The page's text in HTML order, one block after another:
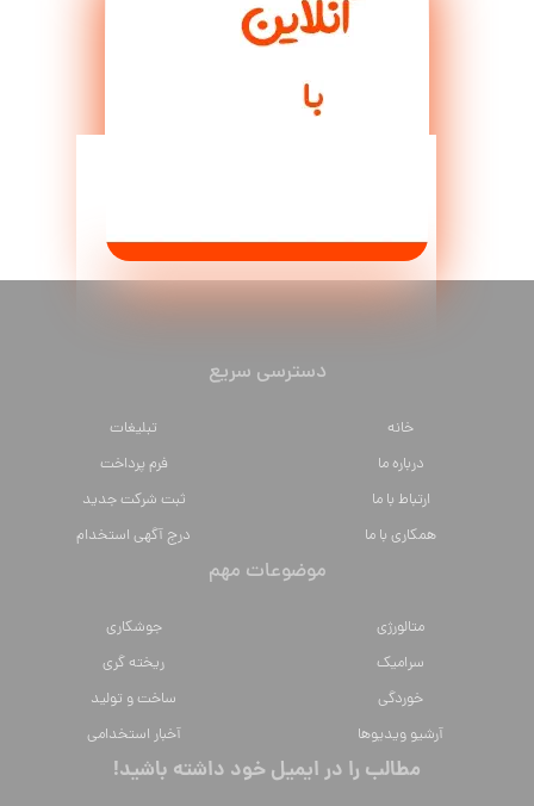
دسترسی سریع
خانه
تبلیغات
درباره ما
فرم پرداخت
ارتباط با ما
ثبت شرکت جدید
همکاری با ما
درج آگهی استخدام
موضوعات مهم
متالورژي
جوشکاری
سراميك
ریخته گری
خوردگی
ساخت و تولید
آرشیو ویدیوها
آخبار استخدامی
مطالب را در ایمیل خود داشته باشید!